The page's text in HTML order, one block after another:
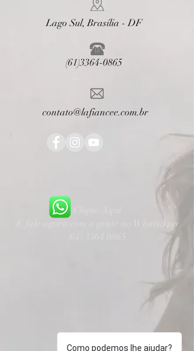
Lago Sul, Brasília - DF
(61)3364-0865
contato@lafiancee.com.br
E fale agora com a gente no WhatsApp
Como podemos lhe ajudar?